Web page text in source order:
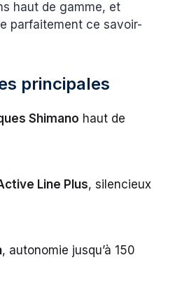
haut de gamme, et
parfaitement ce savoir-
principales
Shimano haut de
Line Plus, silencieux
, autonomie jusqu’à 150